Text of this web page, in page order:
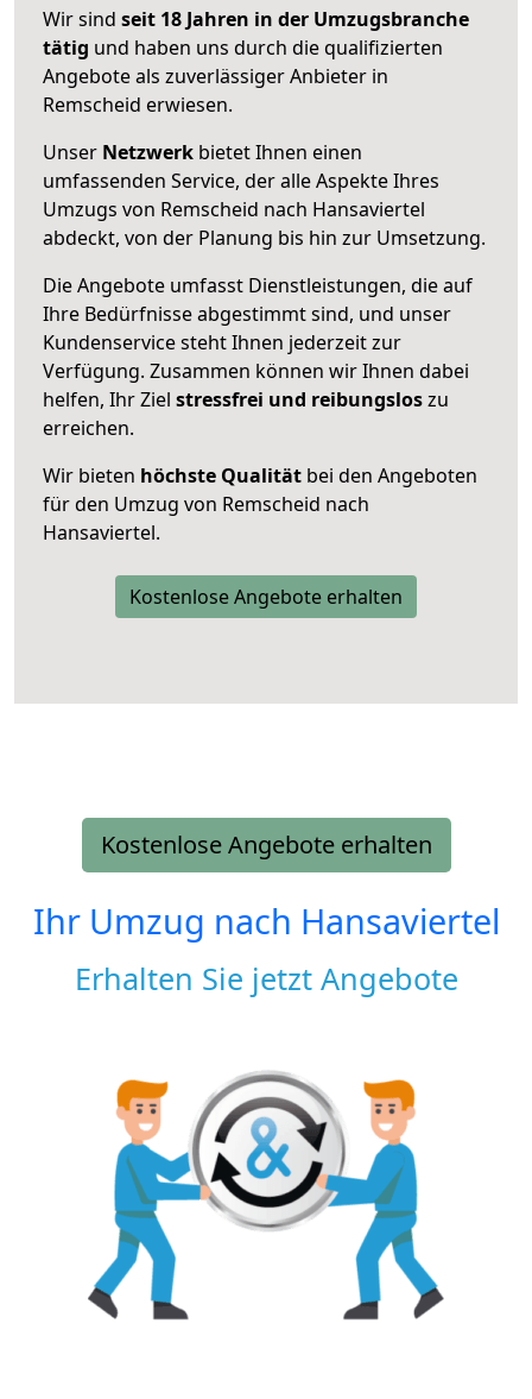
Wir sind seit 18 Jahren in der Umzugsbranche
tätig und haben uns durch die qualifizierten
Angebote als zuverlässiger Anbieter in
Remscheid erwiesen.
Unser Netzwerk bietet Ihnen einen
umfassenden Service, der alle Aspekte Ihres
Umzugs von Remscheid nach Hansaviertel
abdeckt, von der Planung bis hin zur Umsetzung.
Die Angebote umfasst Dienstleistungen, die auf
Ihre Bedürfnisse abgestimmt sind, und unser
Kundenservice steht Ihnen jederzeit zur
Verfügung. Zusammen können wir Ihnen dabei
helfen, Ihr Ziel stressfrei und reibungsloszu
erreichen.
Wir bieten höchste Qualität bei den Angeboten
für den Umzug von Remscheid nach
Hansaviertel.
Kostenlose Angebote erhalten
Kostenlose Angebote erhalten
Ihr Umzug nach Hansaviertel
Erhalten Sie jetzt Angebote